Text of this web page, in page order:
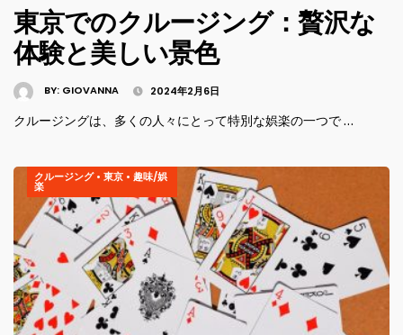
東京でのクルージング：贅沢な
体験と美しい景色
BY: GIOVANNA 2024年2月6日
クルージングは、多くの人々にとって特別な娯楽の一つで …
クルージング• 東京 • 趣味/娯
楽